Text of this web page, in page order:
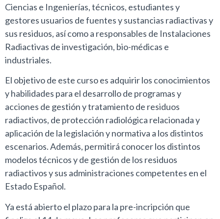
Ciencias e Ingenierías, técnicos, estudiantes y
gestores usuarios de fuentes y sustancias radiactivas y
sus residuos, así como a responsables de Instalaciones
Radiactivas de investigación, bio-médicas e
industriales.
El objetivo de este curso es adquirir los conocimientos
y habilidades para el desarrollo de programas y
acciones de gestión y tratamiento de residuos
radiactivos, de protección radiológica relacionada y
aplicación de la legislación y normativa a los distintos
escenarios. Además, permitirá conocer los distintos
modelos técnicos y de gestión de los residuos
radiactivos y sus administraciones competentes en el
Estado Español.
Ya está abierto el plazo para la pre-incripción que